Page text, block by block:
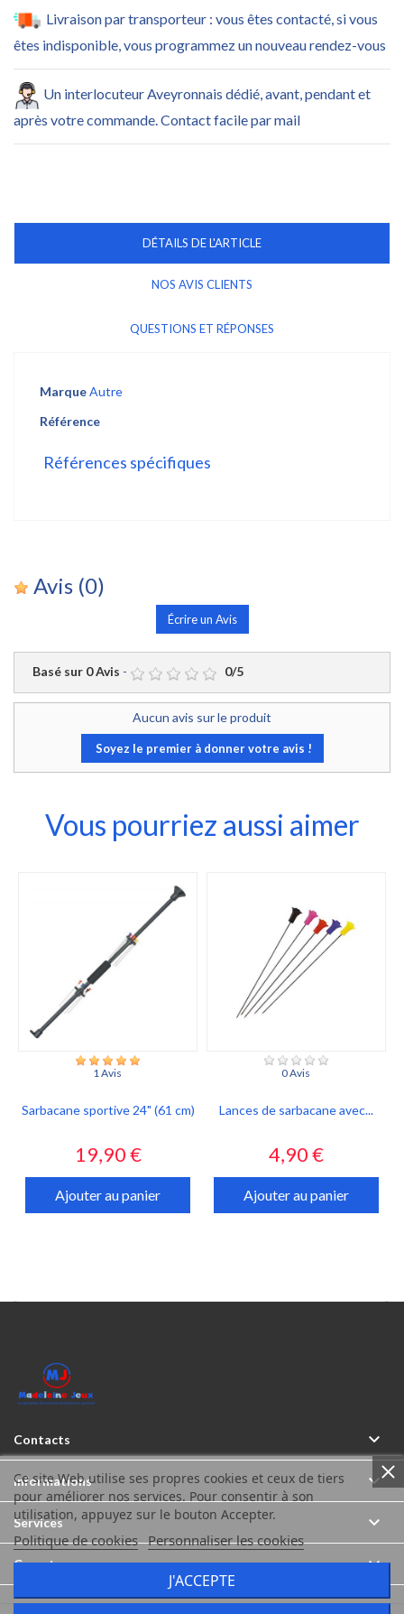
Livraison par transporteur : vous êtes contacté, si vous
êtes indisponible, vous programmez un nouveau rendez-vous
Un interlocuteur Aveyronnais dédié, avant, pendant et
après votre commande. Contact facile par mail
DÉTAILS DE L'ARTICLE
NOS AVIS CLIENTS
QUESTIONS ET RÉPONSES
MarqueAutre
Référence
Références spécifiques
Avis (0)
Écrire un Avis
Basé sur 0Avis - 0/5
Aucun avis sur le produit
Soyez le premier à donner votre avis !
Vous pourriez aussi aimer
1 Avis
Sarbacane sportive 24" (61 cm)
Prix
19,90 €
Ajouter au panier
0 Avis
Lances de sarbacane avec...
Prix
4,90 €
Ajouter au panier
 
Contacts 
Ce site Web utilise ses propres cookies et ceux de tiers
pour améliorer nos services. Pour consentir à son
utilisation, appuyez sur le bouton Accepter.
Politique de cookies Personnaliser les cookies
J'ACCEPTE
Informations 
Services 
Compte 